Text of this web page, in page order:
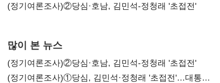
시사
(정기여론조사)②당심·호남, 김민석-정청래 '초접전'
많이 본 뉴스
(정기여론조사)②당심·호남, 김민석-정청래 '초접전'
(정기여론조사)①당심, 김민석·정청래 '초접전'…대통령